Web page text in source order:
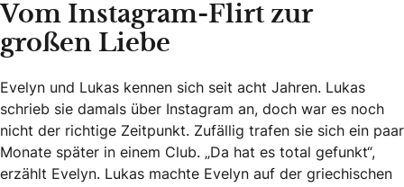
Vom Instagram-Flirt zur
großen Liebe
Evelyn und Lukas kennen sich seit acht Jahren. Lukas
schrieb sie damals über Instagram an, doch war es noch
nicht der richtige Zeitpunkt. Zufällig trafen sie sich ein paar
Monate später in einem Club. „Da hat es total gefunkt“,
erzählt Evelyn. Lukas machte Evelyn auf der griechischen